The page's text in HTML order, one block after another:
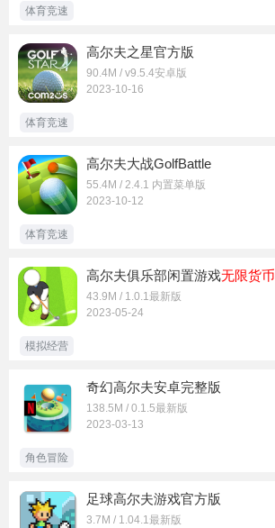
体育竞速
高尔夫之星官方版
90.4M / v9.5.4安卓版
2023-10-16
体育竞速
高尔夫大战GolfBattle
55.4M / 2.4.1 内置菜单版
2023-10-12
体育竞速
高尔夫俱乐部闲置游戏无限货币
43.9M / 1.0.1最新版
2023-05-24
模拟经营
奇幻高尔夫安卓完整版
138.5M / 0.1.5最新版
2023-03-13
角色冒险
足球高尔夫游戏官方版
3.7M / 1.04.1最新版